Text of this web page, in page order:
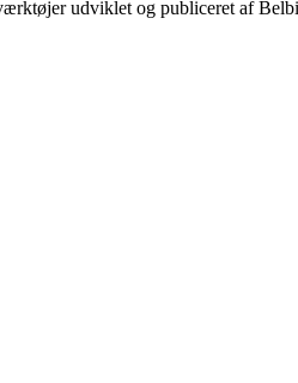
udviklet og publiceret af